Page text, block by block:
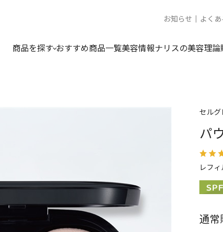
お知らせ よく
商品を探す おすすめ商品一覧美容情報ナリスの美容理論
セルグ
パ
レフ
通常